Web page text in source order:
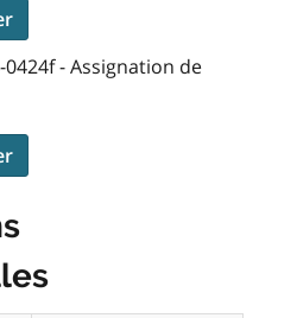
0424f - Assignation de